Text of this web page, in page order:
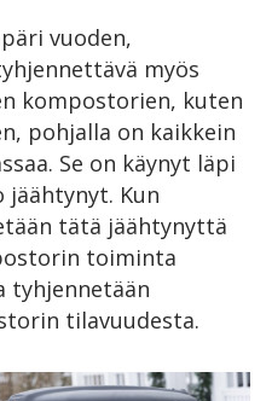
vuoden,
myös
kompostorien, kuten
pohjalla on kaikkein
Se on käynyt läpi
jäähtynyt. Kun
tätä jäähtynyttä
toiminta
tyhjennetään
tilavuudesta.